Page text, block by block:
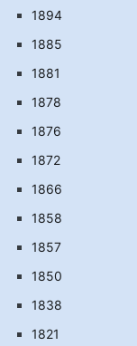
1894
1885
1881
1878
1876
1872
1866
1858
1857
1850
1838
1821